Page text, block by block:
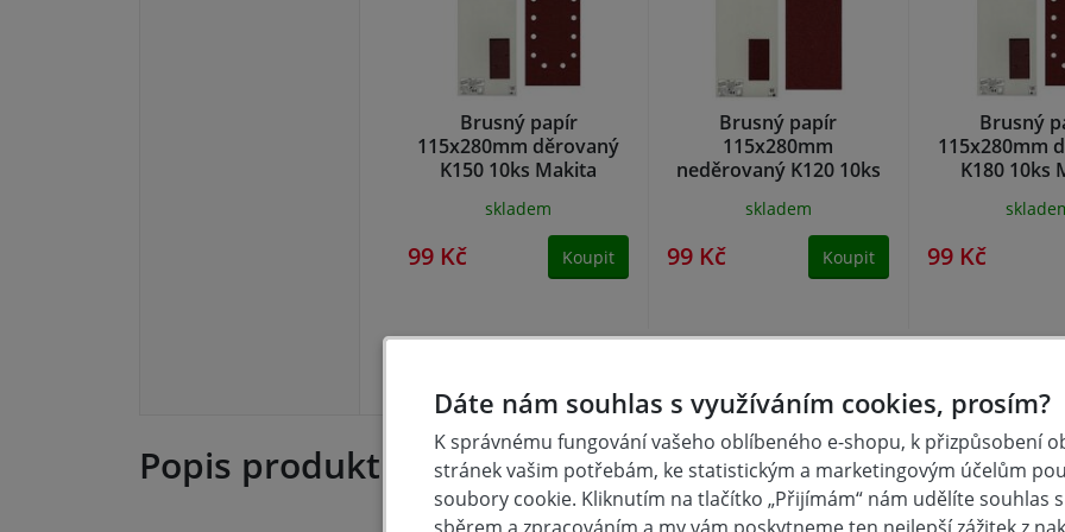
Brusný papír
115x280mm děrovaný
K150 10ks Makita
skladem
99 Kč Koupit
Brusný papír
115x280mm
neděrovaný K120 10ks
skladem
99 Kč Koupit
Brusný
115x280mm
K180 10ks
99 Kč
Popis produktu
Dáte nám souhlas s využíváním cookies, prosím?
K správnému fungování vašeho oblíbeného e-shopu, k přizpůsobení
stránek vašim potřebám, ke statistickým a marketingovým účelům
soubory cookie. Kliknutím na tlačítko „Přijímám“ nám udělíte souhlas